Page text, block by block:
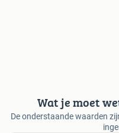
Wat je moet
De onderstaande waarden